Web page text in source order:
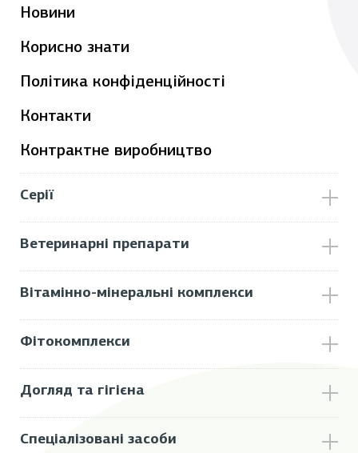
Новини
Корисно знати
Політика конфіденційності
Контакти
Контрактне виробництво
Серії
Ветеринарні препарати
Вітамінно-мінеральні комплекси
Фітокомплекси
Догляд та гігієна
Спеціалізовані засоби